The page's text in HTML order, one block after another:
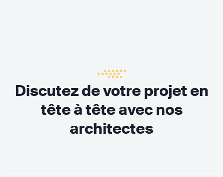
Discutez de votre projet en
tête à tête avec nos
architectes